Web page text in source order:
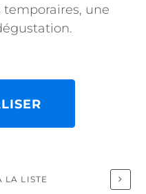
temporaires, une
LA LISTE